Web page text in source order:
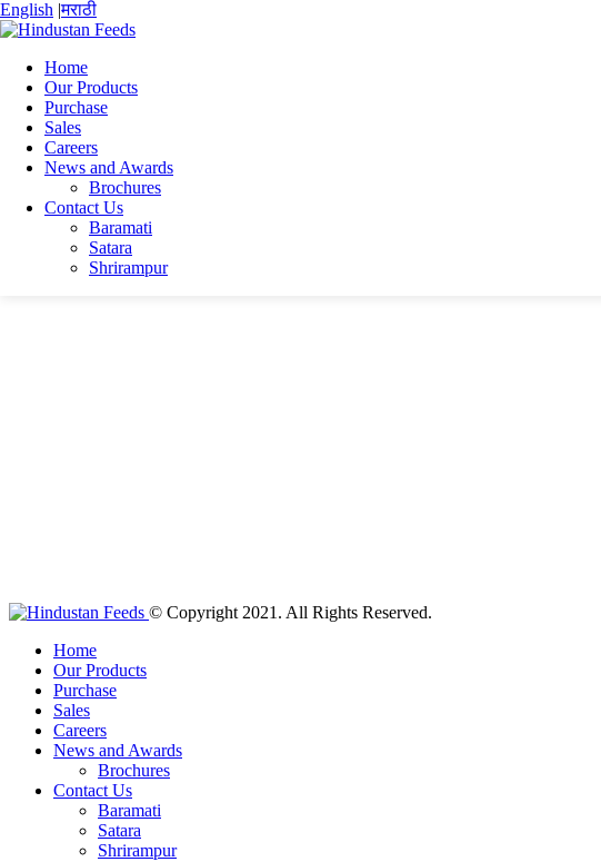
English |मराठी
Home
Our Products
Purchase
Sales
Careers
News and Awards
Brochures
Contact Us
Baramati
Satara
Shrirampur
Home
Rajdeep Ghosh
RGR
RGR
© Copyright 2021. All Rights Reserved.
Home
Our Products
Purchase
Sales
Careers
News and Awards
Brochures
Contact Us
Baramati
Satara
Shrirampur